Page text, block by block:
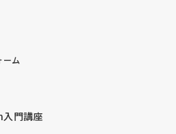
ーム
門講座